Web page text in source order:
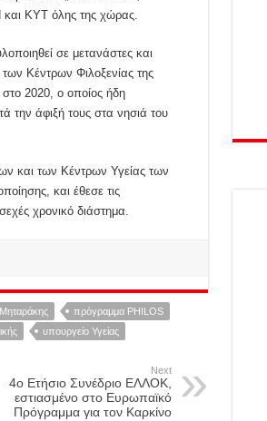
ΚΥΤ όλης της χώρας.
σε μετανάστες και
Κέντρων Φιλοξενίας της
2020, ο οποίος ήδη
την άφιξή τους στα νησιά του
και των Κέντρων Υγείας των
και έθεσε τις
χρονικό διάστημα.
πρόγραμμα PHILOS
υπουργείο Υγείας
Next
4o Eτήσιο Συνέδριο ΕΛΛΟΚ,
εστιασμένο στο Ευρωπαϊκό
Πρόγραμμα για τον Καρκίνο